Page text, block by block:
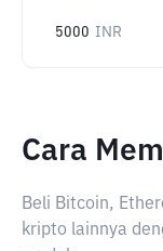
5000 INR
Cara
Beli Bitcoin,
kripto lainnya